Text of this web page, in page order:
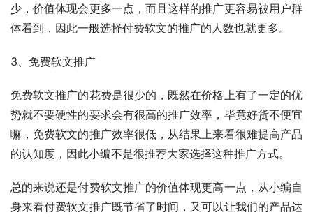
少，价值体现会更多一点，而且这样的推广更容易被用户群
体看到，因此一般选择付费软文的推广的人数也就更多。
3、免费软文推广
免费软文推广的花费是很少的，既然在价格上有了一定的优
势就不要硬性的要求会有很高的推广效率，毕竟好货不便宜
嘛，免费软文的推广效率很低，从结果上来看很难提高产品
的认知度，因此小编不是很推荐大家选择这种推广方式。
总的来说还是付费软文推广的价值体现更高一点，从小编自
身来看付费软文推广既节省了时间，又可以让我们的产品达